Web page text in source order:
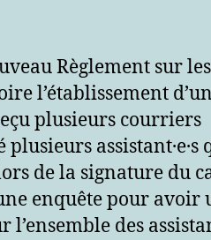
Règlement sur les
l’établissement
plusieurs courriers
assistant·e·s
de la signature du
enquête pour avoir
des